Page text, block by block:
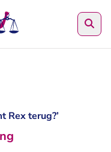
Rex terug?’